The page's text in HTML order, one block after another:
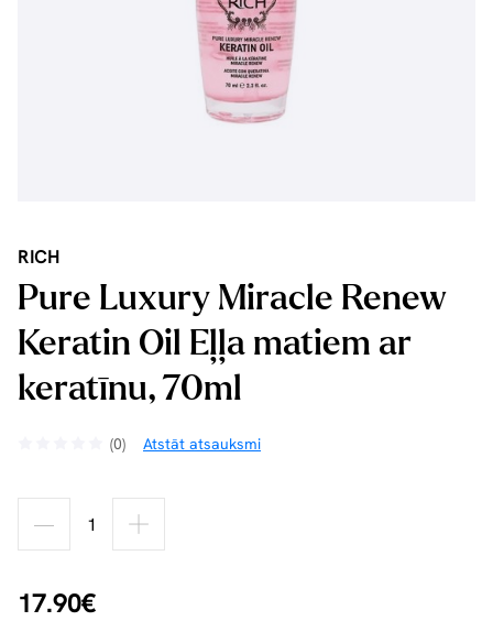
RICH
Pure Luxury Miracle Renew
Keratin Oil Eļļa matiem ar
keratīnu, 70ml
(0) Atstāt atsauksmi
17.90€